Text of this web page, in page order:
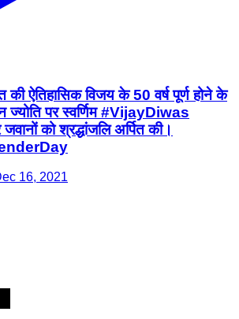
ज्योति पर स्वर्णिम #VijayDiwas
16, 2021